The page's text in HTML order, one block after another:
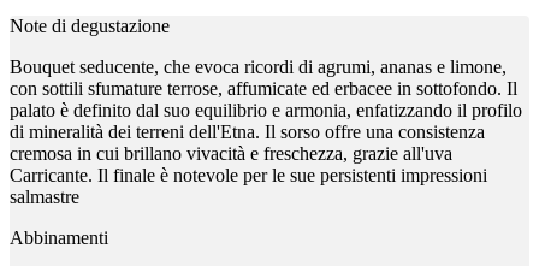
Note di degustazione
Bouquet seducente, che evoca ricordi di agrumi, ananas e limone,
con sottili sfumature terrose, affumicate ed erbacee in sottofondo. Il
palato è definito dal suo equilibrio e armonia, enfatizzando il profilo
di mineralità dei terreni dell'Etna. Il sorso offre una consistenza
cremosa in cui brillano vivacità e freschezza, grazie all'uva
Carricante. Il finale è notevole per le sue persistenti impressioni
salmastre
Abbinamenti